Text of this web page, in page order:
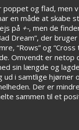
og flad, men
en måde at
på +-, men de
Dream”, der
“Rows” og
Omvendt er
sin længde og
i samtlige
Der er
sammen til et